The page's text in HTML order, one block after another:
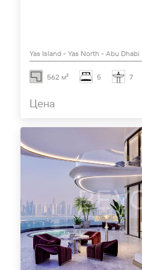
Yas Island - Yas North - Abu Dhabi
562 м² 5 7
Цена